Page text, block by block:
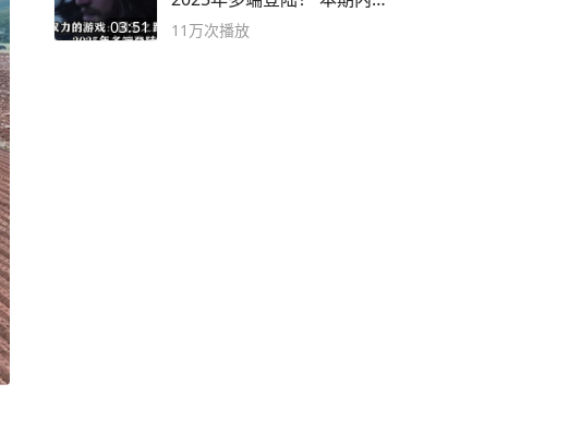
03:51
概要
11万次播放